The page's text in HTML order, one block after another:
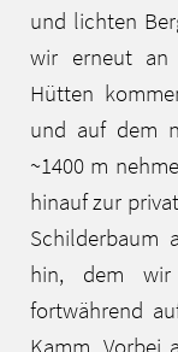
und lichten
wir erneut an
Hütten
und auf dem
~1400 m
hinauf zur
Schilderbaum
hin, dem
fortwährend
Kamm. Vorbei